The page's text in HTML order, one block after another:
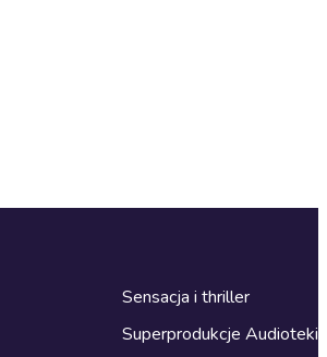
Sensacja i thriller
Superprodukcje Audioteki